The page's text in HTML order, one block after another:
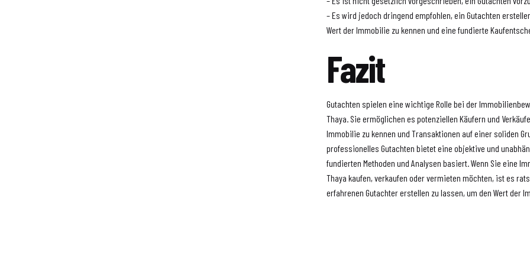
– Es wird jedoch dringend empfohlen, ein Gutachten
Wert der Immobilie zu kennen und eine fundierte
Fazit
Gutachten spielen eine wichtige Rolle bei der
Thaya. Sie ermöglichen es potenziellen Käufern und
Immobilie zu kennen und Transaktionen auf einer soliden
professionelles Gutachten bietet eine objektive und
fundierten Methoden und Analysen basiert. Wenn Sie eine
Thaya kaufen, verkaufen oder vermieten möchten, ist es
erfahrenen Gutachter erstellen zu lassen, um den Wert der